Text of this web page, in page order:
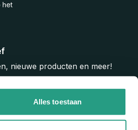
Alles toestaan
nieuwe producten en meer!
het